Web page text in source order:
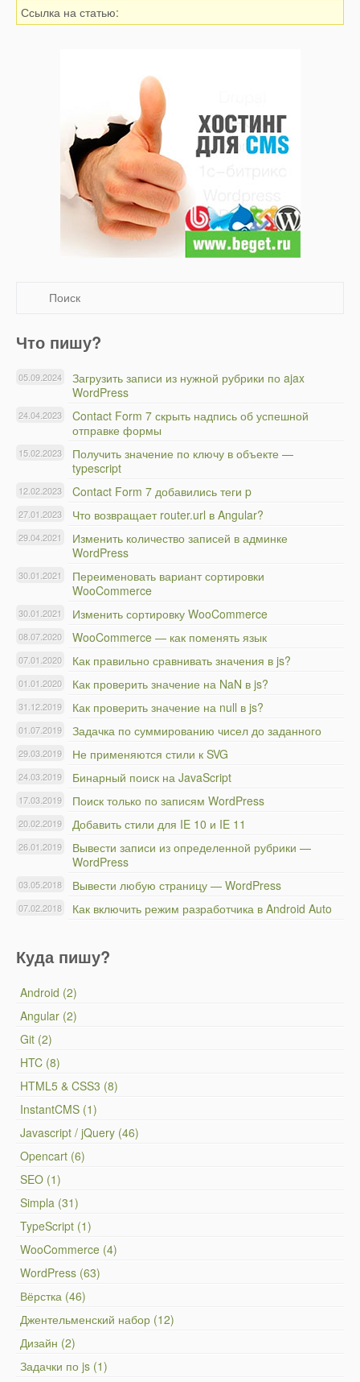
Ссылка на статью:
Что пишу?
Загрузить записи из нужной рубрики по ajax
WordPress
05.09.2024
Contact Form 7 скрыть надпись об успешной
отправке формы
24.04.2023
Получить значение по ключу в объекте —
typescript
15.02.2023
Contact Form 7 добавились теги p
12.02.2023
Что возвращает router.url в Angular?
27.01.2023
Изменить количество записей в админке
WordPress
29.04.2021
Переименовать вариант сортировки
WooCommerce
30.01.2021
Изменить сортировку WooCommerce
30.01.2021
WooCommerce — как поменять язык
08.07.2020
Как правильно сравнивать значения в js?
07.01.2020
Как проверить значение на NaN в js?
01.01.2020
Как проверить значение на null в js?
31.12.2019
Задачка по суммированию чисел до заданного
01.07.2019
Не применяются стили к SVG
29.03.2019
Бинарный поиск на JavaScript
24.03.2019
Поиск только по записям WordPress
17.03.2019
Добавить стили для IE 10 и IE 11
20.02.2019
Вывести записи из определенной рубрики —
WordPress
26.01.2019
Вывести любую страницу — WordPress
03.05.2018
Как включить режим разработчика в Android Auto
07.02.2018
Куда пишу?
Android (2)
Angular (2)
Git (2)
HTC (8)
HTML5 & CSS3 (8)
InstantCMS (1)
Javascript / jQuery (46)
Opencart (6)
SEO (1)
Simpla (31)
TypeScript (1)
WooCommerce (4)
WordPress (63)
Вёрстка (46)
Джентельменский набор (12)
Дизайн (2)
Задачки по js (1)